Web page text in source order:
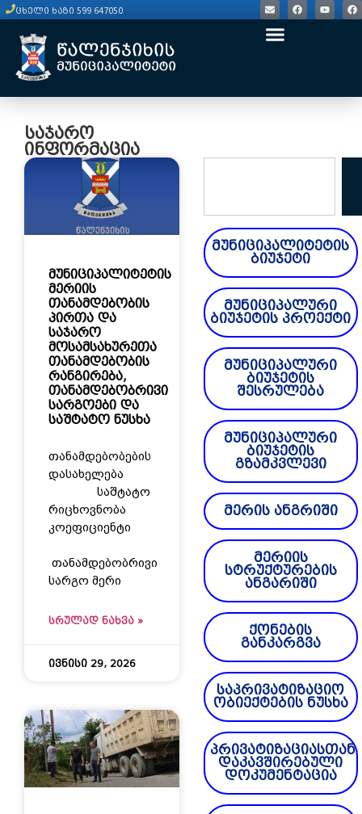
ცხელი ხაზი 599 647050
მუნიციპალიტეტის
ბიუჯეტი
მუნიციპალური
ბიუჯეტის პროექტი
მუნიციპალური
ბიუჯეტის
შესრულება
მუნიციპალური
ბიუჯეტის
გზამკვლევი
მერის ანგრიში
მერიის
სტრუქტურების
ანგარიში
ქონების
განკარგვა
საპრივატიზაციო
ობიექტების ნუსხა
პრივატიზაციასთან
დაკავშირებული
დოკუმენტაცია
საჯარო
ინფორმაცია
მუნიციპალიტეტის
მერიის
თანამდებობის
პირთა და
საჯარო
მოსამსახურეთა
თანამდებობის
რანგირება,
თანამდებობრივი
სარგოები და
საშტატო ნუსხა
თანამდებობების
დასახელება
საშტატო
რიცხოვნობა
კოეფიციენტი
თანამდებობრივი
სარგო მერი
ᲡᲠᲣᲚᲐᲓ ᲜᲐᲮᲕᲐ »
ივნისი 29, 2026